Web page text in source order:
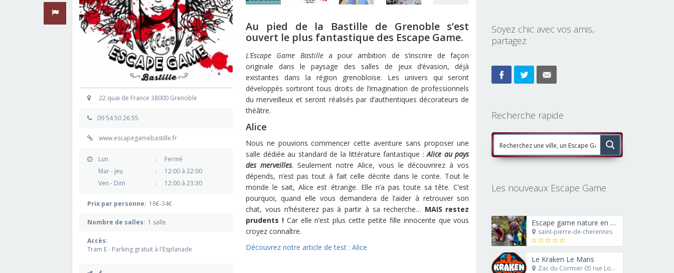
22 quai de France 38000 Grenoble
09 54 50 26 55
www.escapegamebastille.fr
Lun :
Fermé
Mar - Jeu
:
12:00 à 22:00
Ven - Dim
: 12:00 à 23:30
Prix par personne: 18€-34€
Nombre de salles: 1 salle
Accès:
Tram E - Parking gratuit à l'Esplanade
Au pied de la Bastille de Grenoble s’est
ouvert le plus fantastique des Escape Game.
L’Escape Game Bastillea pour ambition de s’inscrire de façon
originale dans le paysage des salles de jeux d’évasion, déjà
existantes dans la région grenobloise. Les univers qui seront
développés sortiront tous droits de l’imagination de professionnels
du merveilleux et seront réalisés par d’authentiques décorateurs de
théâtre.
Alice
Nous ne pouvions commencer cette aventure sans proposer une
salle dédiée au standard de la littérature fantastique :Alice au pays
des merveilles. Seulement notre Alice, vous le découvrirez à vos
dépends, n’est pas tout à fait celle décrite dans le conte. Tout le
monde le sait, Alice est étrange. Elle n’a pas toute sa tête. C’est
pourquoi, quand elle vous demandera de l’aider à retrouver son
chat, vous n’hésiterez pas à partir à sa recherche… MAIS restez
prudents !Car elle n’est plus cette petite fille innocente que vous
croyez connaître.
Découvrez notre article de test : Alice
Soyez chic avec vos amis,
partagez
Recherche rapide
Les nouveaux Escape Game
Escape game nature en canyoning : le trésor de Ra’Carmes le rouge
saint-pierre-de-cherennes
Le Kraken Le Mans
Zac du Cormier 05 rue Louis Blériot 72230 Mulsanne